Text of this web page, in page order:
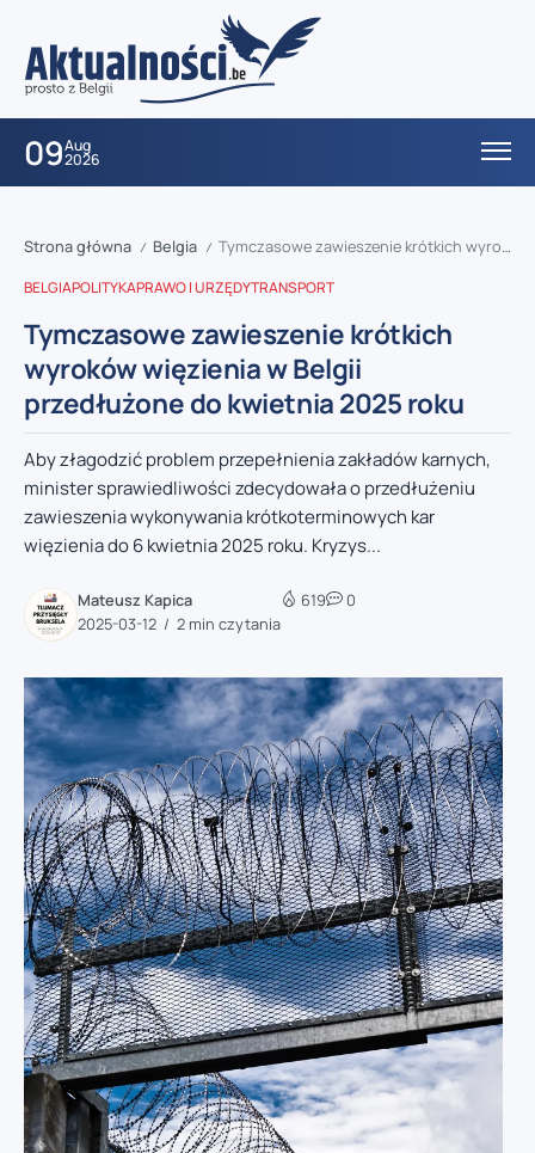
09Aug
2026
Strona główna / Belgia / Tymczasowe zawieszenie krótkich wyroków więzienia w Belgii przedłużone do kwietnia 2025 roku
BELGIAPOLITYKAPRAWO I URZĘDYTRANSPORT
Tymczasowe zawieszenie krótkich
wyroków więzienia w Belgii
przedłużone do kwietnia 2025 roku
Aby złagodzić problem przepełnienia zakładów karnych,
minister sprawiedliwości zdecydowała o przedłużeniu
zawieszenia wykonywania krótkoterminowych kar
więzienia do 6 kwietnia 2025 roku. Kryzys...
Mateusz Kapica
2025-03-12
2 min czytania
619 0